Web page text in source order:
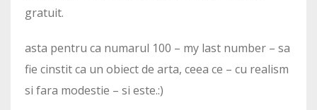
gratuit.
asta pentru ca numarul 100 – my last number – sa
fie cinstit ca un obiect de arta, ceea ce – cu realism
si fara modestie – si este.:)